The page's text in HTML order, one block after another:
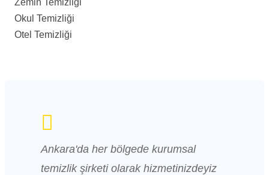
Okul Temizliği
Otel Temizliği
Ankara'da her bölgede kurumsal
temizlik şirketi olarak hizmetinizdeyiz